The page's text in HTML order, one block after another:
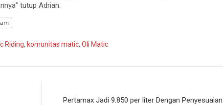
tutup Adrian.
Riding, komunitas matic, Oli Matic
Pertamax Jadi 9.850 per liter Dengan Penyesuaian